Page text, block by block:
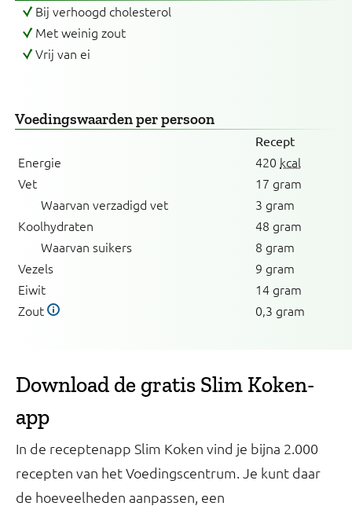
Bij verhoogd cholesterol
Met weinig zout
Vrij van ei
Voedingswaardenper persoon
Recept
Energie 420 kcal
Vet
17 gram
Waarvan verzadigd vet
3 gram
Koolhydraten
48 gram
Waarvan suikers
8 gram
Vezels
9 gram
Eiwit
14 gram
Zout
0,3 gram
Download de gratis Slim Koken-
app
In de receptenapp Slim Koken vind je bijna 2.000
recepten van het Voedingscentrum. Je kunt daar
de hoeveelheden aanpassen, een